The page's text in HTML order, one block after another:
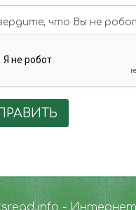
что Вы не
-